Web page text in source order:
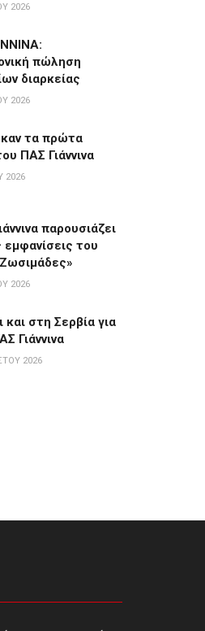
2026
πώληση
διαρκείας
2026
τα πρώτα
ΠΑΣ Γιάννινα
2026
παρουσιάζει
εμφανίσεις του
2026
και στη Σερβία για
Γιάννινα
2026